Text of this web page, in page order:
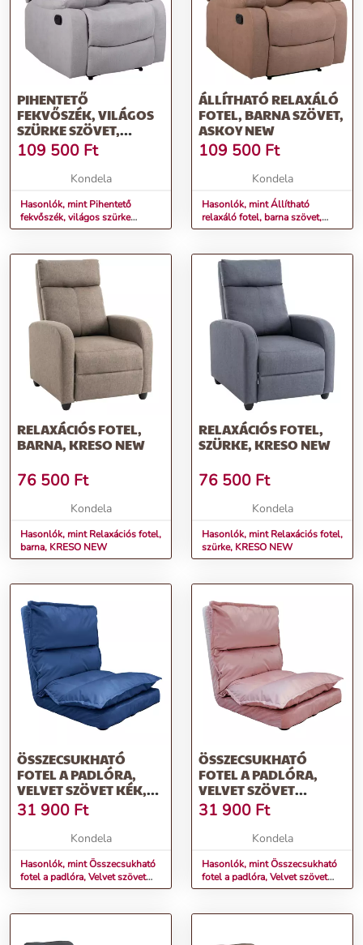
PIHENTETŐ
FEKVŐSZÉK, VILÁGOS
SZÜRKE SZÖVET,
ASKOY NEW
109 500 Ft
Kondela
Hasonlók, mint Pihentető
fekvőszék, világos szürke
szövet, ASKOY NEW
ÁLLÍTHATÓ RELAXÁLÓ
FOTEL, BARNA SZÖVET,
ASKOY NEW
109 500 Ft
Kondela
Hasonlók, mint Állítható
relaxáló fotel, barna szövet,
ASKOY NEW
RELAXÁCIÓS FOTEL,
BARNA, KRESO NEW
76 500 Ft
Kondela
Hasonlók, mint Relaxációs fotel,
barna, KRESO NEW
RELAXÁCIÓS FOTEL,
SZÜRKE, KRESO NEW
76 500 Ft
Kondela
Hasonlók, mint Relaxációs fotel,
szürke, KRESO NEW
ÖSSZECSUKHATÓ
FOTEL A PADLÓRA,
VELVET SZÖVET KÉK,
ULIMA
31 900 Ft
Kondela
Hasonlók, mint Összecsukható
fotel a padlóra, Velvet szövet
kék, ULIMA
ÖSSZECSUKHATÓ
FOTEL A PADLÓRA,
VELVET SZÖVET
VILÁGOS RÓZSASZÍN,
ULIMA
31 900 Ft
Kondela
Hasonlók, mint Összecsukható
fotel a padlóra, Velvet szövet
világos rózsaszín, ULIMA